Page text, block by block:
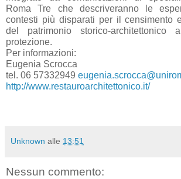
Roma Tre che descriveranno le
contesti più disparati per il censimento
del patrimonio storico-
protezione.
Per informazioni:
Eugenia Scrocca
tel. 06 57332949
http://www.restauroarchitettonico.it/
Unknown alle 13:51
Nessun commento: